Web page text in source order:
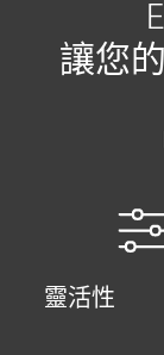
讓您
靈活性